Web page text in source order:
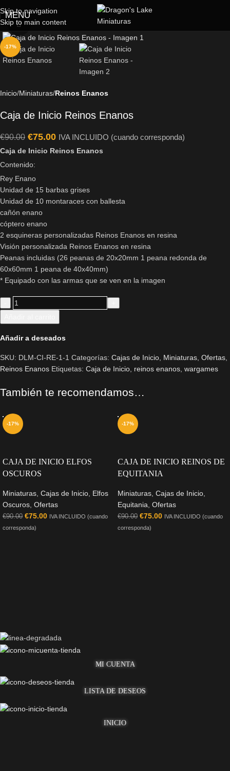
Skip to navigation
Skip to main content
MENU
-17%
Click to enlarge
Inicio Miniaturas Reinos Enanos
Caja de Inicio Reinos Enanos
€90.00 €75.00 IVA INCLUIDO (cuando corresponda)
Caja de Inicio Reinos Enanos
Contenido:
Rey Enano
Unidad de 15 barbas grises
Unidad de 10 montaraces con ballesta
cañón enano
cóptero enano
2 esquineras personalizadas Reinos Enanos en resina
Visión personalizada Reinos Enanos en resina
Peanas incluidas (26 peanas de 20x20mm 1 peana redonda de
60x60mm 1 peana de 40x40mm)
* Equipado con las armas que se ven en la imagen
Añadir a deseados
SKU: DLM-CI-RE-1-1 Categorías: Cajas de Inicio, Miniaturas, Ofertas,
Reinos Enanos Etiquetas: Caja de Inicio, reinos enanos, wargames
También te recomendamos…
-17%
CAJA DE INICIO ELFOS
OSCUROS
Miniaturas Cajas de Inicio Elfos
Oscuros Ofertas
€90.00 €75.00 IVA INCLUIDO (cuando
corresponda)
-17%
CAJA DE INICIO REINOS DE
EQUITANIA
Miniaturas Cajas de Inicio
Equitania Ofertas
€90.00 €75.00 IVA INCLUIDO (cuando
corresponda)
MI CUENTA
LISTA DE DESEOS
INICIO